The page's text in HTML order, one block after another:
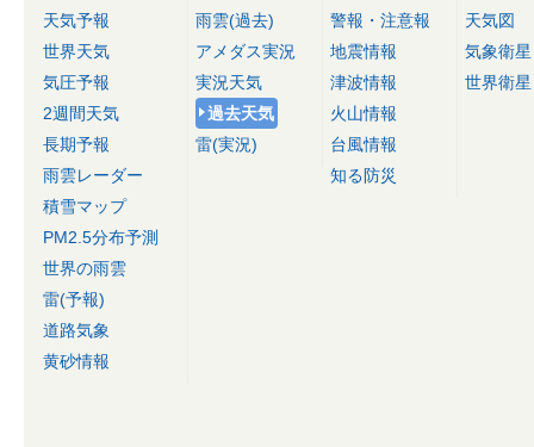
天気予報
世界天気
気圧予報
2週間天気
長期予報
雨雲レーダー
積雪マップ
PM2.5分布予測
世界の雨雲
雷(予報)
道路気象
黄砂情報
雨雲(過去)
アメダス実況
実況天気
過去天気
雷(実況)
警報・注意報
地震情報
津波情報
火山情報
台風情報
知る防災
天気図
気象衛星
世界衛星